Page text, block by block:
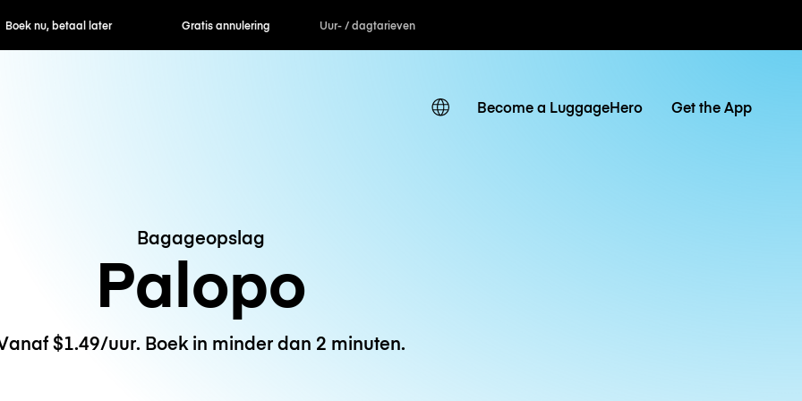
nu, betaal later Gratis annulering Uur- / dagtarieven
Become a LuggageHero Get the App
Bagageopslag
Palopo
$1.49/uur. Boek in minder dan 2 minuten.